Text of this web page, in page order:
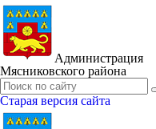
Администрация
Мясниковского района
Старая версия сайта